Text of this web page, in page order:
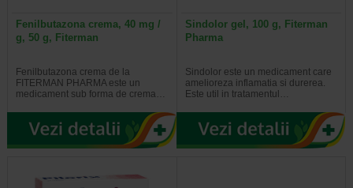
Fenilbutazona crema, 40 mg /
g, 50 g, Fiterman
Fenilbutazona crema de la
FITERMAN PHARMA este un
medicament sub forma de crema…
Sindolor gel, 100 g, Fiterman
Pharma
Sindolor este un medicament care
amelioreza inflamatia si durerea.
Este util in tratamentul…